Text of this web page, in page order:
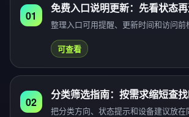
01
免费入口说明更新：先看状态
整理入口可用提醒、更新时间和访问前
可查看
02
分类筛选指南：按需求缩短查
把分类方向、状态提示和设备建议放在